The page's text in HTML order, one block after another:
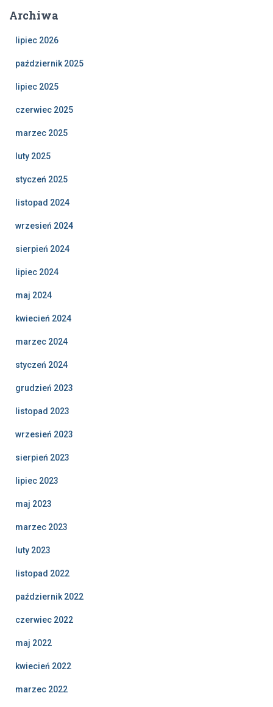
Archiwa
lipiec 2026
październik 2025
lipiec 2025
czerwiec 2025
marzec 2025
luty 2025
styczeń 2025
listopad 2024
wrzesień 2024
sierpień 2024
lipiec 2024
maj 2024
kwiecień 2024
marzec 2024
styczeń 2024
grudzień 2023
listopad 2023
wrzesień 2023
sierpień 2023
lipiec 2023
maj 2023
marzec 2023
luty 2023
listopad 2022
październik 2022
czerwiec 2022
maj 2022
kwiecień 2022
marzec 2022